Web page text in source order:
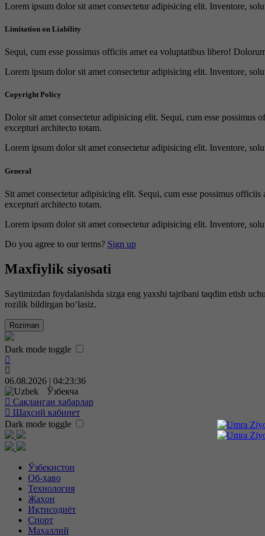
Lorem ipsum dolor sit amet consectetur adipisicing elit. Inventore,
Limitation on Liability
Sequi, cum esse possimus officiis amet ea voluptatibus libero!
Lorem ipsum dolor sit amet consectetur adipisicing elit. Inventore,
Copyright Policy
Dolor sit amet consectetur adipisicing elit. Sequi, cum esse possimus
excepturi architecto totam.
Lorem ipsum dolor sit amet consectetur adipisicing elit. Inventore,
General
Sit amet consectetur adipisicing elit. Sequi, cum esse possimus
excepturi architecto totam.
Lorem ipsum dolor sit amet consectetur adipisicing elit. Inventore,
Do you agree to our terms? Sign up
Maxfiylik siyosati
Saytimizdan foydalanishda sizga eng yaxshi tajribani taqdim etish
rozilik bildirgan bo‘lasiz.
Roziman
Dark mode toggle
06.08.2026 | 04:23:37
Ўзбекча
Сақланган ҳабарлар
Шаҳсий кабинет
Dark mode toggle
Ўзбекистон
Об-ҳаво
Технология
Жаҳон
Иқтисодиёт
Спорт
Маҳаллий